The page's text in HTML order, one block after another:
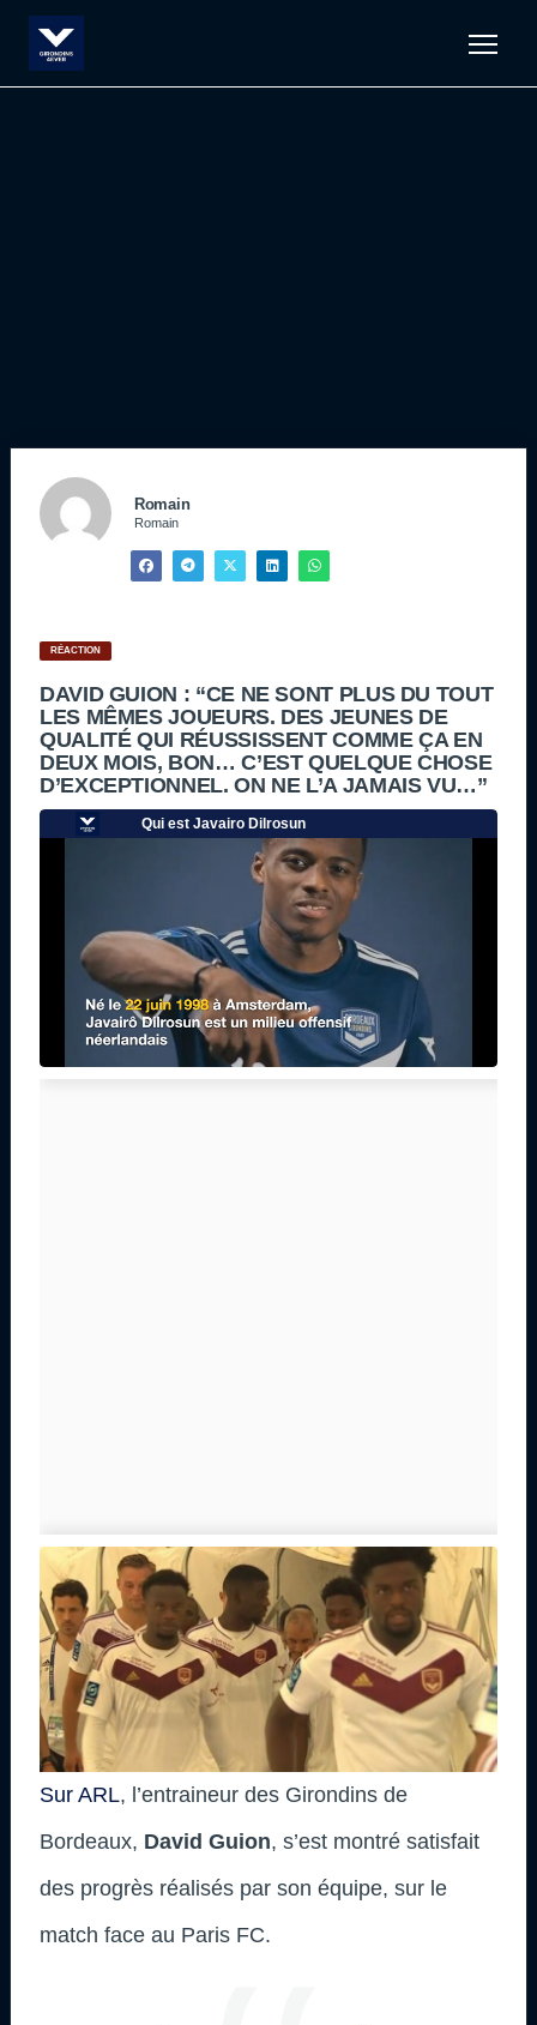
Romain
Romain
RÉACTION
DAVID GUION : “CE NE SONT PLUS DU TOUT
LES MÊMES JOUEURS. DES JEUNES DE
QUALITÉ QUI RÉUSSISSENT COMME ÇA EN
DEUX MOIS, BON… C’EST QUELQUE CHOSE
D’EXCEPTIONNEL. ON NE L’A JAMAIS VU…”
Sur ARL, l’entraineur des Girondins de
Bordeaux, David Guion, s’est montré satisfait
des progrès réalisés par son équipe, sur le
match face au Paris FC.